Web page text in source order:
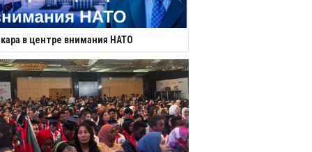
в центре внимания НАТО